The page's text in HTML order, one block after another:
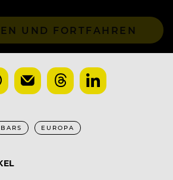
UND FORTFAHREN
BARS EUROPA